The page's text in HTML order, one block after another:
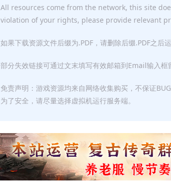
All resources come from the network, this site
violation of your rights, please provide relevant
如果下载资源文件后缀为.PDF，请删除后缀.PDF之后运
部分失效链接可通过文末填写有效邮箱到Email输入框
免责声明：游戏资源均来自网络收集购买，不保证
为了安全，请尽量选择虚拟机运行服务端。